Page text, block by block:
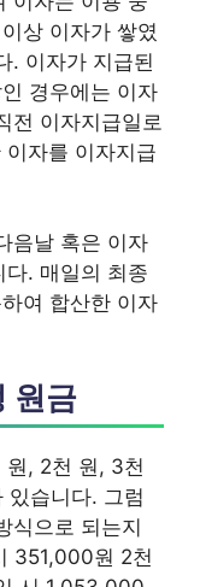
상 이자가 쌓였
. 이자가 지급된
경우에는 이자
전 이자지급일로
자를 이자지급
음날 혹은 이자
. 매일의 최종
여 합산한 이자
원금
원, 2천 원, 3천
있습니다. 그럼
식으로 되는지
351,000원 2천